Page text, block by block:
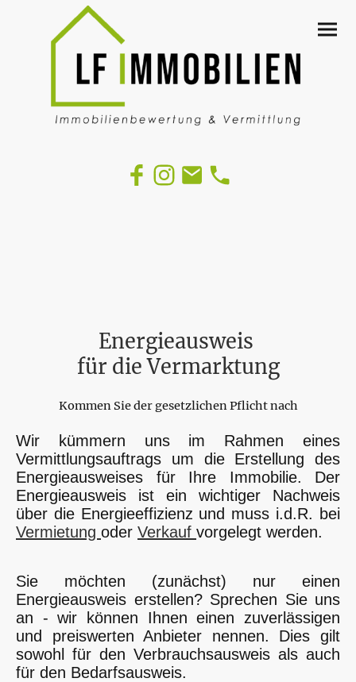
Energieausweis
für die Vermarktung
Kommen Sie der gesetzlichen Pflicht nach
Wir kümmern uns im Rahmen eines
Vermittlungsauftrags um die Erstellung des
Energieausweises für Ihre Immobilie. Der
Energieausweis ist ein wichtiger Nachweis
über die Energieeffizienz und muss i.d.R. bei
Vermietung oder Verkauf vorgelegt werden.
Sie möchten (zunächst) nur einen
Energieausweis erstellen? Sprechen Sie uns
an - wir können Ihnen einen zuverlässigen
und preiswerten Anbieter nennen. Dies gilt
sowohl für den Verbrauchsausweis als auch
für den Bedarfsausweis.